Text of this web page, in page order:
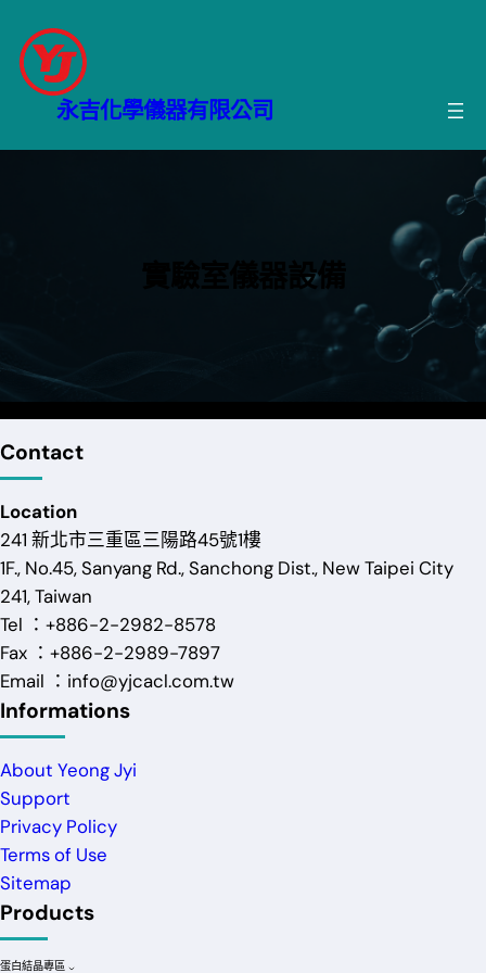
容
永吉化學儀器有限公司
實驗室儀器設備
Contact
Location
241 新北市三重區三陽路45號1樓
1F., No.45, Sanyang Rd., Sanchong Dist., New Taipei City
241, Taiwan
Tel ：+886-2-2982-8578
Fax ：+886-2-2989-7897
Email ：info@yjcacl.com.tw
Informations
About Yeong Jyi
Support
Privacy Policy
Terms of Use
Sitemap
Products
蛋白結晶專區